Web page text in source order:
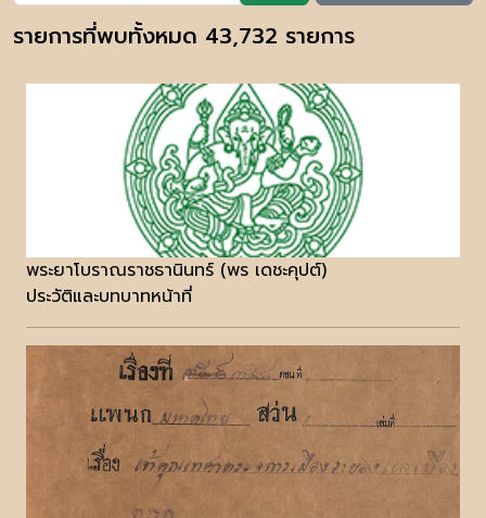
รายการที่พบทั้งหมด 43,732 รายการ
พระยาโบราณราชธานินทร์ (พร เดชะคุปต์)
ประวัติและบทบาทหน้าที่